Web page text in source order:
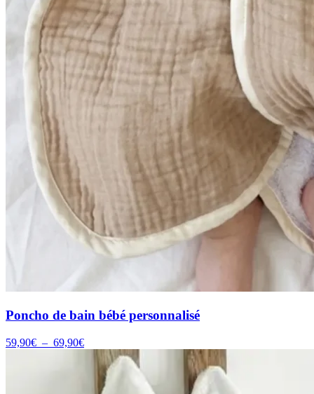
Poncho de bain bébé personnalisé
59,90€ – 69,90€Plage
prix :
59,90€